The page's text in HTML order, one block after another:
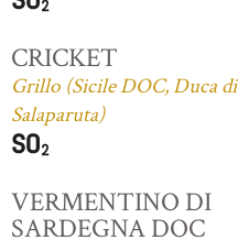
CRICKET
Grillo (Sicile DOC, Duca di
Salaparuta)
VERMENTINO DI
SARDEGNA DOC